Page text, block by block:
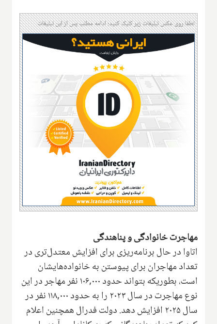
لطفا روی عکس تبلیغات زیر کلیک کنید؛ ادامه مطلب پس از این تبلیغات
مهاجرت خانوادگی و پناهندگی
اتاوا در حال برنامه‌ریزی برای افزایش معتدل‌تری در
تعداد مهاجران برای پیوستن به خانواده‌هایشان
است، بطوریکه بتواند حدود ۱۰۶,۰۰۰ نفر مهاجر در این
نوع مهاجرت در سال ۲۰۲۳ را به حدود ۱۱۸,۰۰۰ نفر در
سال ۲۰۲۵ افزایش دهد. دولت فدرال همچنین اعلام